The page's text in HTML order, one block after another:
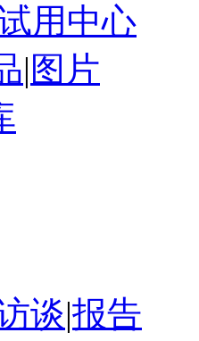
用中心
|图片
谈|报告